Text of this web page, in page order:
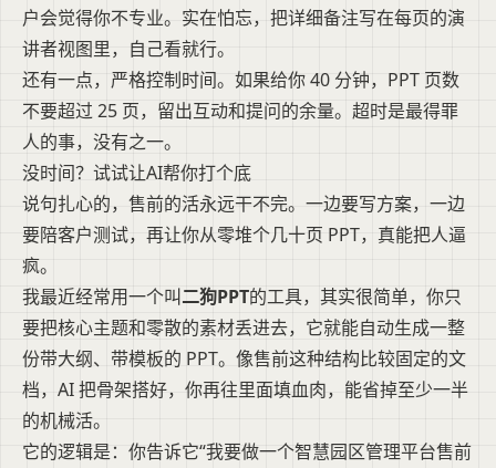
户会觉得你不专业。实在怕忘，把详细备注写在每页的演
讲者视图里，自己看就行。
还有一点，严格控制时间。如果给你 40 分钟，PPT 页数
不要超过 25 页，留出互动和提问的余量。超时是最得罪
人的事，没有之一。
没时间？试试让AI帮你打个底
说句扎心的，售前的活永远干不完。一边要写方案，一边
要陪客户测试，再让你从零堆个几十页 PPT，真能把人逼
疯。
我最近经常用一个叫二狗PPT的工具，其实很简单，你只
要把核心主题和零散的素材丢进去，它就能自动生成一整
份带大纲、带模板的 PPT。像售前这种结构比较固定的文
档，AI 把骨架搭好，你再往里面填血肉，能省掉至少一半
的机械活。
它的逻辑是：你告诉它“我要做一个智慧园区管理平台售前